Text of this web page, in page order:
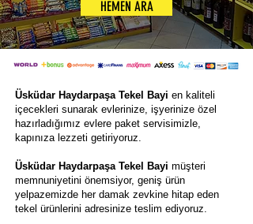
HEMEN ARA
Üsküdar Haydarpaşa Tekel Bayi en kaliteli
içecekleri sunarak evlerinize, işyerinize özel
hazırladığımız evlere paket servisimizle,
kapınıza lezzeti getiriyoruz.
Üsküdar Haydarpaşa Tekel Bayi müşteri
memnuniyetini önemsiyor, geniş ürün
yelpazemizde her damak zevkine hitap eden
tekel ürünlerini adresinize teslim ediyoruz.